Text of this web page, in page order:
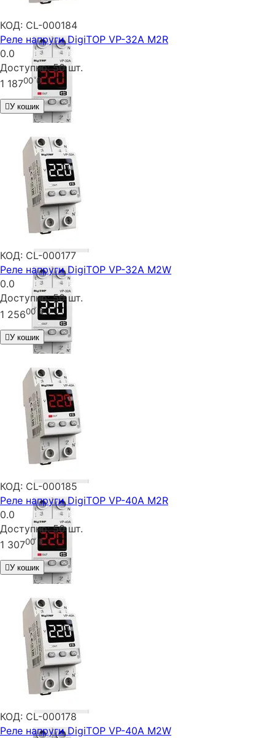
КОД: CL-000184
Реле напруги DigiTOP VP-32A M2R
0.0
Доступно: 50 шт.
1 18700 ₴
У кошик
КОД: CL-000177
Реле напруги DigiTOP VP-32A M2W
0.0
Доступно: 50 шт.
1 25600 ₴
У кошик
КОД: CL-000185
Реле напруги DigiTOP VP-40A M2R
0.0
Доступно: 50 шт.
1 30700 ₴
У кошик
КОД: CL-000178
Реле напруги DigiTOP VP-40A M2W